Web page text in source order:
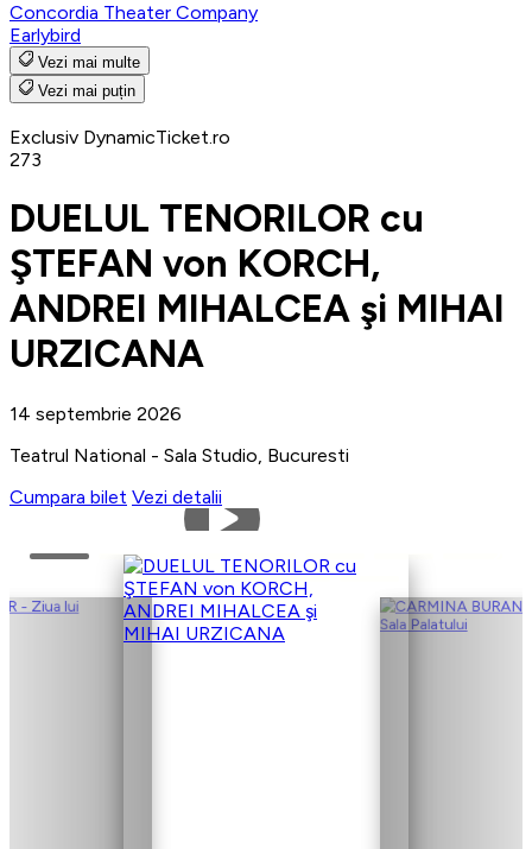
Concordia Theater Company
Earlybird
Vezi mai multe
Vezi mai puțin
Exclusiv DynamicTicket.ro
273
DUELUL TENORILOR cu
ŞTEFAN von KORCH,
ANDREI MIHALCEA şi MIHAI
URZICANA
14 septembrie 2026
Teatrul National - Sala Studio, Bucuresti
Cumpara bilet Vezi detalii